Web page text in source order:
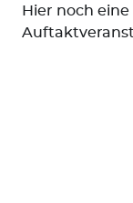
Hier noch